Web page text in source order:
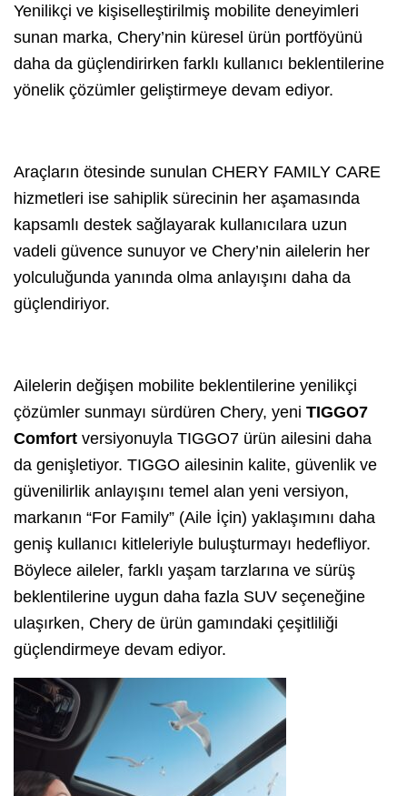
Yenilikçi ve kişiselleştirilmiş mobilite deneyimleri
sunan marka, Chery’nin küresel ürün portföyünü
daha da güçlendirirken farklı kullanıcı beklentilerine
yönelik çözümler geliştirmeye devam ediyor.
Araçların ötesinde sunulan CHERY FAMILY CARE
hizmetleri ise sahiplik sürecinin her aşamasında
kapsamlı destek sağlayarak kullanıcılara uzun
vadeli güvence sunuyor ve Chery’nin ailelerin her
yolculuğunda yanında olma anlayışını daha da
güçlendiriyor.
Ailelerin değişen mobilite beklentilerine yenilikçi
çözümler sunmayı sürdüren Chery, yeni TIGGO7
Comfort versiyonuyla TIGGO7 ürün ailesini daha
da genişletiyor. TIGGO ailesinin kalite, güvenlik ve
güvenilirlik anlayışını temel alan yeni versiyon,
markanın “For Family” (Aile İçin) yaklaşımını daha
geniş kullanıcı kitleleriyle buluşturmayı hedefliyor.
Böylece aileler, farklı yaşam tarzlarına ve sürüş
beklentilerine uygun daha fazla SUV seçeneğine
ulaşırken, Chery de ürün gamındaki çeşitliliği
güçlendirmeye devam ediyor.